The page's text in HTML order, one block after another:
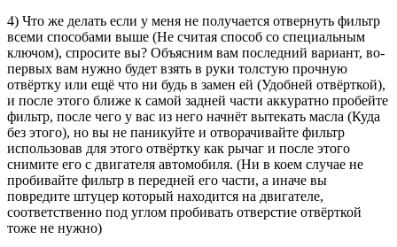
4) Что же делать если у меня не получается отвернуть фильтр
всеми способами выше (Не считая способ со специальным
ключом), спросите вы? Объясним вам последний вариант, во-
первых вам нужно будет взять в руки толстую прочную
отвёртку или ещё что ни будь в замен ей (Удобней отвёрткой),
и после этого ближе к самой задней части аккуратно пробейте
фильтр, после чего у вас из него начнёт вытекать масла (Куда
без этого), но вы не паникуйте и отворачивайте фильтр
использовав для этого отвёртку как рычаг и после этого
снимите его с двигателя автомобиля. (Ни в коем случае не
пробивайте фильтр в передней его части, а иначе вы
повредите штуцер который находится на двигателе,
соответственно под углом пробивать отверстие отвёрткой
тоже не нужно)